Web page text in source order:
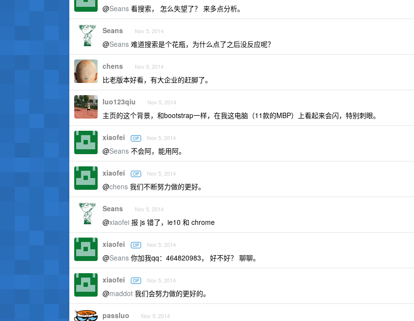
@Seans 看搜索， 怎么失望了？ 来多点分析。
Seans Nov 5, 2014
@Seans 难道搜索是个花瓶，为什么点了之后没反应呢？
chens Nov 5, 2014
比老版本好看，有大企业的赶脚了。
luo123qiu Nov 5, 2014
主页的这个背景，和bootstrap一样，在我这电脑（11款的MBP）上看起来会闪，特别刺眼。
xiaofei OP Nov 5, 2014
@Seans 不会阿，能用阿。
xiaofei OP Nov 5, 2014
@chens 我们不断努力做的更好。
Seans Nov 5, 2014
@xiaofei 报 js 错了，ie10 和 chrome
xiaofei OP Nov 5, 2014
@Seans 你加我qq：464820983， 好不好？ 聊聊。
xiaofei OP Nov 5, 2014
@maddot 我们会努力做的更好的。
passluo Nov 5, 2014